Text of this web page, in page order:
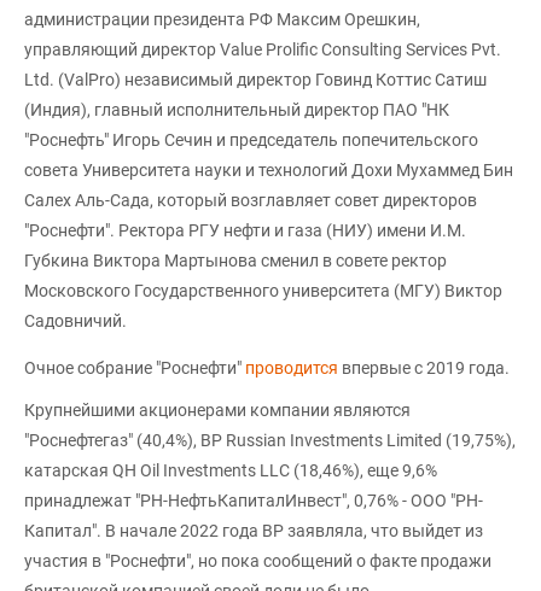
администрации президента РФ Максим Орешкин,
управляющий директор Value Prolific Consulting Services Pvt.
Ltd. (ValPro) независимый директор Говинд Коттис Сатиш
(Индия), главный исполнительный директор ПАО "НК
"Роснефть" Игорь Сечин и председатель попечительского
совета Университета науки и технологий Дохи Мухаммед Бин
Салех Аль-Сада, который возглавляет совет директоров
"Роснефти". Ректора РГУ нефти и газа (НИУ) имени И.М.
Губкина Виктора Мартынова сменил в совете ректор
Московского Государственного университета (МГУ) Виктор
Садовничий.
Очное собрание "Роснефти" проводится впервые с 2019 года.
Крупнейшими акционерами компании являются
"Роснефтегаз" (40,4%), BP Russian Investments Limited (19,75%),
катарская QH Oil Investments LLC (18,46%), еще 9,6%
принадлежат "РН-НефтьКапиталИнвест", 0,76% - ООО "РН-
Капитал". В начале 2022 года ВР заявляла, что выйдет из
участия в "Роснефти", но пока сообщений о факте продажи